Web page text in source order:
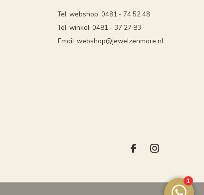
Tel. webshop: 0481 - 74 52 48
Tel. winkel: 0481 - 37 27 83
Email: webshop@jewelzenmore.nl